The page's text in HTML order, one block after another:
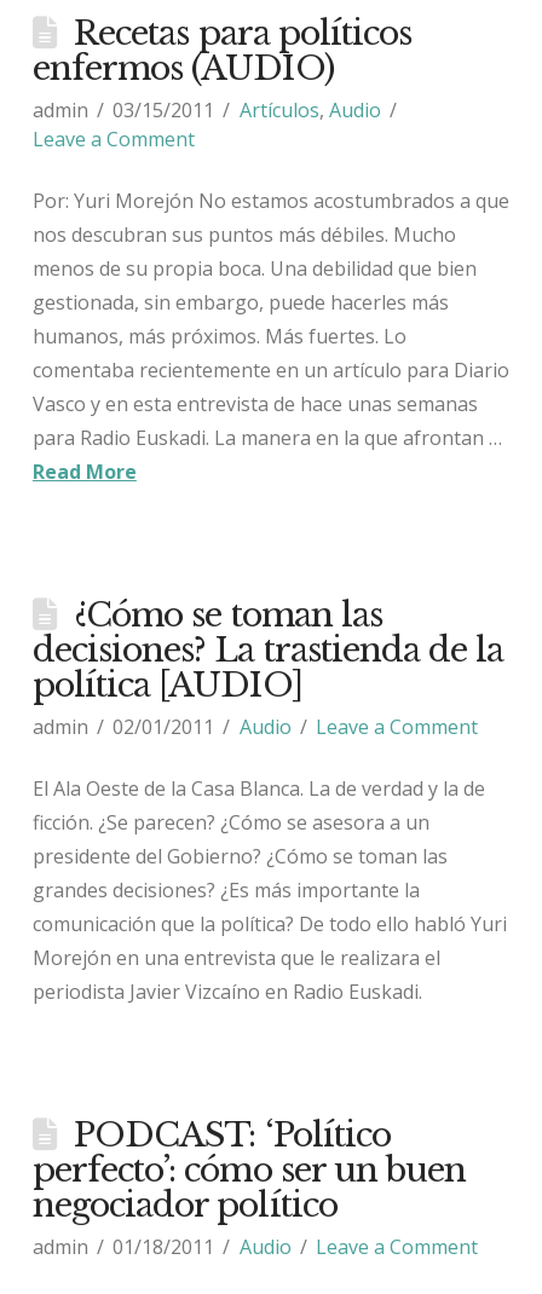
Recetas para políticos
enfermos (AUDIO)
admin 03/15/2011 Artículos, Audio
Leave a Comment
Por: Yuri Morejón No estamos acostumbrados a que
nos descubran sus puntos más débiles. Mucho
menos de su propia boca. Una debilidad que bien
gestionada, sin embargo, puede hacerles más
humanos, más próximos. Más fuertes. Lo
comentaba recientemente en un artículo para Diario
Vasco y en esta entrevista de hace unas semanas
para Radio Euskadi. La manera en la que afrontan …
Read More
¿Cómo se toman las
decisiones? La trastienda de la
política [AUDIO]
admin 02/01/2011 Audio Leave a Comment
El Ala Oeste de la Casa Blanca. La de verdad y la de
ficción. ¿Se parecen? ¿Cómo se asesora a un
presidente del Gobierno? ¿Cómo se toman las
grandes decisiones? ¿Es más importante la
comunicación que la política? De todo ello habló Yuri
Morejón en una entrevista que le realizara el
periodista Javier Vizcaíno en Radio Euskadi.
PODCAST: ‘Político
perfecto’: cómo ser un buen
negociador político
admin 01/18/2011 Audio Leave a Comment